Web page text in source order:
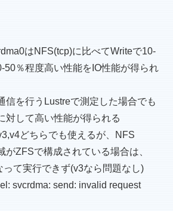
はNFS(tcp)に比べてWriteで10-
50％程度高い性能をIO性能が得られ
信を行うLustreで測定した場合でも
対して高い性能が得られる
どちらでも使えるが、NFS
がZFSで構成されている場合は、
って実行できず(v3なら問題なし)
svcrdma: send: invalid request